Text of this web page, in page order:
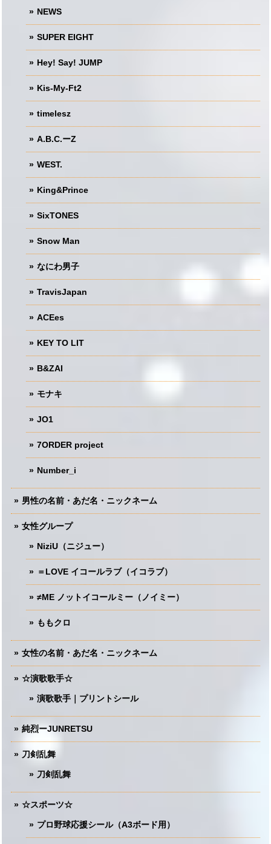
NEWS
SUPER EIGHT
Hey! Say! JUMP
Kis-My-Ft2
timelesz
A.B.C.ーZ
WEST.
King&Prince
SixTONES
Snow Man
なにわ男子
TravisJapan
ACEes
KEY TO LIT
B&ZAI
モナキ
JO1
7ORDER project
Number_i
男性の名前・あだ名・ニックネーム
女性グループ
NiziU（ニジュー）
＝LOVE イコールラブ（イコラブ）
≠ME ノットイコールミー（ノイミー）
ももクロ
女性の名前・あだ名・ニックネーム
☆演歌歌手☆
演歌歌手｜プリントシール
純烈ーJUNRETSU
刀剣乱舞
刀剣乱舞
☆スポーツ☆
プロ野球応援シール（A3ボード用）